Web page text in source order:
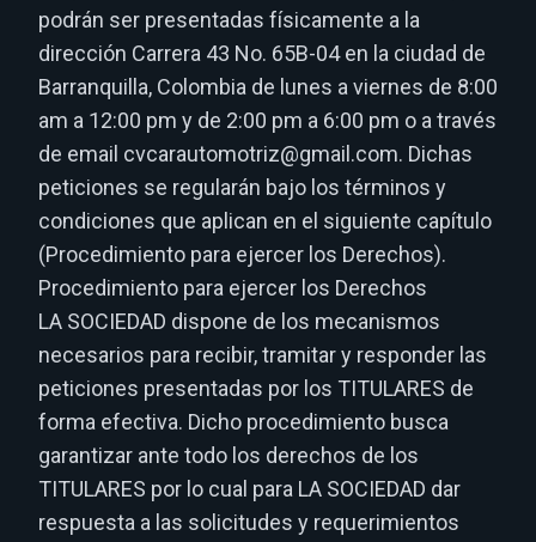
podrán ser presentadas físicamente a la
dirección Carrera 43 No. 65B-04 en la ciudad de
Barranquilla, Colombia de lunes a viernes de 8:00
am a 12:00 pm y de 2:00 pm a 6:00 pm o a través
de email cvcarautomotriz@gmail.com. Dichas
peticiones se regularán bajo los términos y
condiciones que aplican en el siguiente capítulo
(Procedimiento para ejercer los Derechos).
Procedimiento para ejercer los Derechos
LA SOCIEDAD dispone de los mecanismos
necesarios para recibir, tramitar y responder las
peticiones presentadas por los TITULARES de
forma efectiva. Dicho procedimiento busca
garantizar ante todo los derechos de los
TITULARES por lo cual para LA SOCIEDAD dar
respuesta a las solicitudes y requerimientos